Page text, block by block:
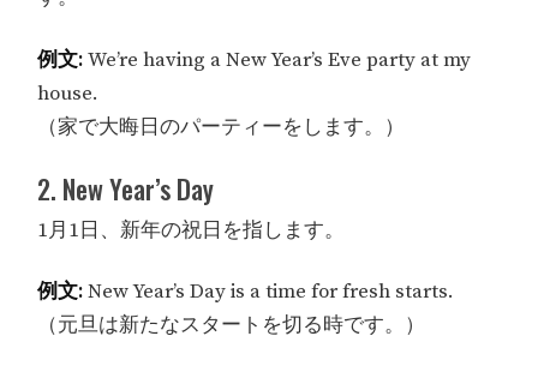
例文:We’re having a New Year’s Eve party at my
house.
（家で大晦日のパーティーをします。）
2. New Year’s Day
1月1日、新年の祝日を指します。
例文:New Year’s Day is a time for fresh starts.
（元旦は新たなスタートを切る時です。）